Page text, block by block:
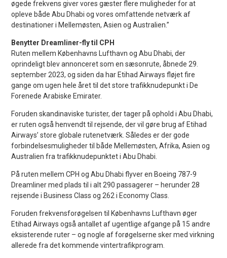
øgede frekvens giver vores gæster flere muligheder for at
opleve både Abu Dhabi og vores omfattende netværk af
destinationer i Mellemøsten, Asien og Australien.”
Benytter Dreamliner-fly til CPH
Ruten mellem Københavns Lufthavn og Abu Dhabi, der
oprindeligt blev annonceret som en sæsonrute, åbnede 29.
september 2023, og siden da har Etihad Airways fløjet fire
gange om ugen hele året til det store trafikknudepunkt i De
Forenede Arabiske Emirater.
Foruden skandinaviske turister, der tager på ophold i Abu Dhabi,
er ruten også henvendt til rejsende, der vil gøre brug af Etihad
Airways’ store globale rutenetværk. Således er der gode
forbindelsesmuligheder til både Mellemøsten, Afrika, Asien og
Australien fra trafikknudepunktet i Abu Dhabi.
På ruten mellem CPH og Abu Dhabi flyver en Boeing 787-9
Dreamliner med plads til i alt 290 passagerer – herunder 28
rejsende i Business Class og 262 i Economy Class.
Foruden frekvensforøgelsen til Københavns Lufthavn øger
Etihad Airways også antallet af ugentlige afgange på 15 andre
eksisterende ruter – og nogle af forøgelserne sker med virkning
allerede fra det kommende vintertrafikprogram.